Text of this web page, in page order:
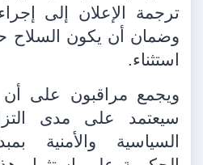
ترجمة الإعلان إلى
وضمان أن يكون السلاح
استثناء.
ويجمع مراقبون على
سيعتمد على مدى
السياسية والأمنية